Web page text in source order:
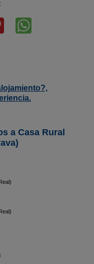
a Casa Rural